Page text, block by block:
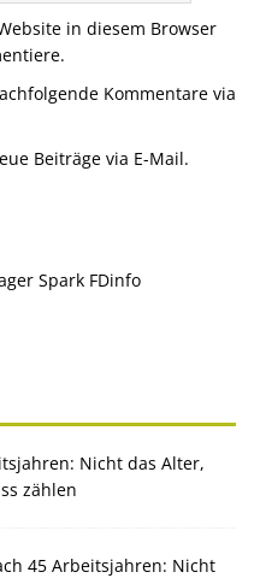
in diesem Browser
Kommentare via
Beiträge via E-Mail.
Nicht das Alter,
zählen
45 Arbeitsjahren: Nicht